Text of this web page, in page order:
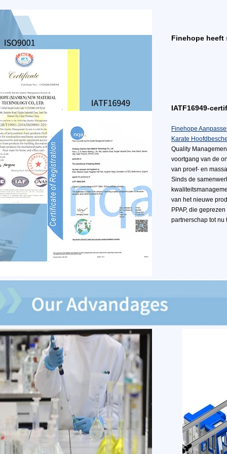
Finehope heeft
IATF16949-
Finehope
Karate
Quality
voortgang van de
van proef- en
Sinds de
van het nieuwe
PPAP, die
partnerschap tot nu